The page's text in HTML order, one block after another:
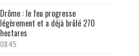
Drôme : le feu progresse
légèrement et a déjà brûlé 270
hectares
08:45